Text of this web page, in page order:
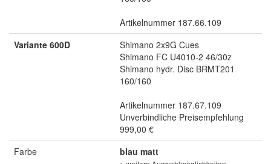
Artikelnummer 187.66.109
Variante 600D
Shimano 2x9G Cues
Shimano FC U4010-2 46/30z
Shimano hydr. Disc BRMT201
160/160
Artikelnummer 187.67.109
Unverbindliche Preisempfehlung
999,00 €
Farbe
blau matt